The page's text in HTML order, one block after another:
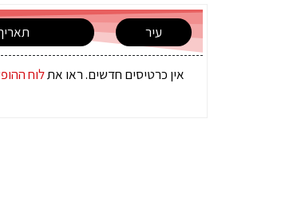
עיר
אין כרטיסים חדשים. ראו אתלוח